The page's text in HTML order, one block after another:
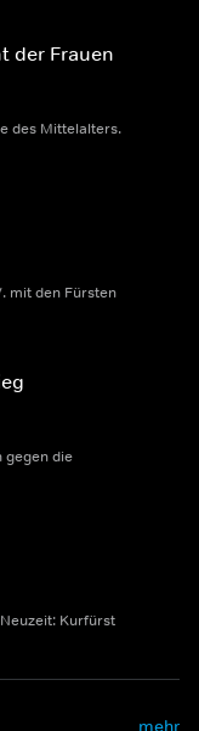
der Frauen
des Mittelalters.
mit den Fürsten
gegen die
Kurfürst
mehr